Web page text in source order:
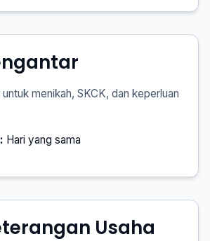
menikah, SKCK, dan keperluan
Hari yang sama
Usaha